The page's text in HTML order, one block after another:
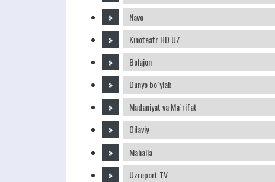
Navo
Kinoteatr HD UZ
Bolajon
Dunyo bo`ylab
Madaniyat va Ma`rifat
Oilaviy
Mahalla
Uzreport TV